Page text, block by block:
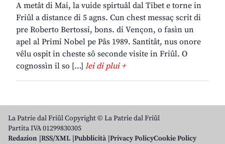
A metât di Mai, la vuide spirtuâl dal Tibet e torne in
Friûl a distance di 5 agns. Cun chest messaç scrit di
pre Roberto Bertossi, bons. di Vençon, o fasìn un
apel al Primi Nobel pe Pâs 1989. Santitât, nus onore
vêlu ospit in cheste sô seconde visite in Friûl. O
cognossìn il so […] lei di plui +
La Patrie dal Friûl Copyright © La Patrie dal Friûl
Partita IVA 01299830305
Redazion RSS/XML Pubblicità Privacy PolicyCookie Policy